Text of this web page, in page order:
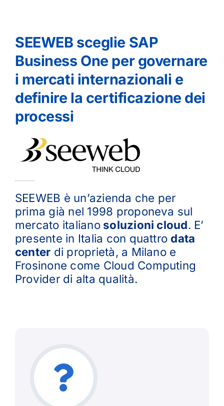
SEEWEB sceglie SAP
Business One per governare
i mercati internazionali e
definire la certificazione dei
processi
SEEWEB è un’azienda che per
prima già nel 1998 proponeva sul
mercato italianosoluzioni cloud. E’
presente in Italia con quattro data
center di proprietà, a Milano e
Frosinone come Cloud Computing
Provider di alta qualità.